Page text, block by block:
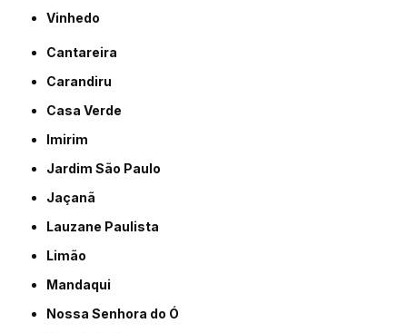
Vinhedo
Cantareira
Carandiru
Casa Verde
Imirim
Jardim São Paulo
Jaçanã
Lauzane Paulista
Limão
Mandaqui
Nossa Senhora do Ó